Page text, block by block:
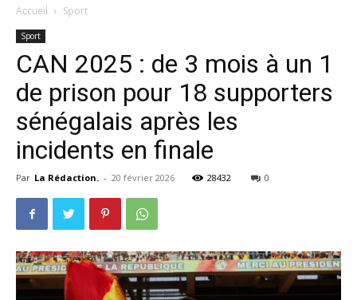
Accueil Sport
Sport
CAN 2025 : de 3 mois à un 1
de prison pour 18 supporters
sénégalais après les
incidents en finale
Par La Rédaction. - 20 février 2026 28432 0